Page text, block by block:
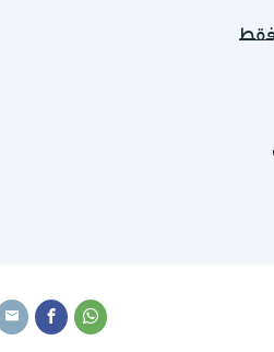
فقط